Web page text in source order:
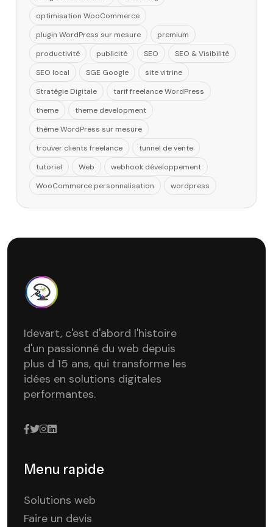
optimisation WooCommerce
plugin WordPress sur mesure
premium
productivité
publicité SEO
SEO & Visibilité
SEO local
SGE Google
site vitrine
Stratégie Digitale
tarif freelance WordPress
theme
theme development
thème WordPress sur mesure
trouver clients freelance
tunnel de vente
tutoriel
Web
webhook développement
WooCommerce personnalisation
wordpress
Idevart, c'est d'abord l'histoire
d'un passionné du web depuis
plus d 15 ans, qui transforme les
idées en solutions digitales
performantes.
Menu rapide
Solutions web
Faire un devis